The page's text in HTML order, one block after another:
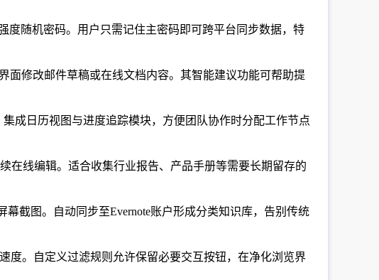
度随机密码。用户只需记住主密码即可跨平台同步数据，特
面修改邮件草稿或在线文档内容。其智能建议功能可帮助提
成日历视图与进度追踪模块，方便团队协作时分配工作节点
在线编辑。适合收集行业报告、产品手册等需要长期留存的
截图。自动同步至Evernote账户形成分类知识库，告别传统
度。自定义过滤规则允许保留必要交互按钮，在净化浏览界